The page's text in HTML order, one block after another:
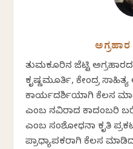
ಅಗ್ರಹಾರ
ತುಮಕೂರಿನ ಜೆಟ್ಟಿ
ಕೃಷ್ಣಮೂರ್ತಿ, ಕೇಂದ್ರ
ಕಾರ್ಯದರ್ಶಿಯಾಗಿ ಕೆಲಸ
ಎಂಬ ನವಿರಾದ ಕಾದಂಬರಿ
ಎಂಬ ಸಂಶೋಧನಾ ಕೃತಿ
ಪ್ರಾಧ್ಯಾಪಕರಾಗಿ ಕೆಲಸ